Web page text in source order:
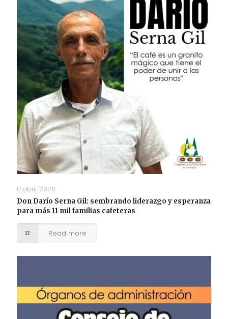
17 abril, 2026
Don Darío Serna Gil: sembrando liderazgo y esperanza
para más 11 mil familias cafeteras
Read more